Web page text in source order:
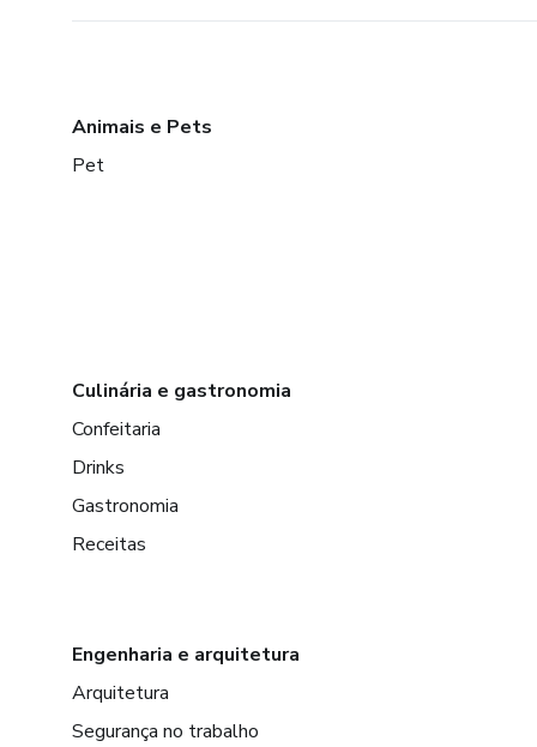
Animais e Pets
Pet
Culinária e gastronomia
Confeitaria
Drinks
Gastronomia
Receitas
Engenharia e arquitetura
Arquitetura
Segurança no trabalho